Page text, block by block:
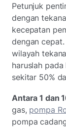
Petunjuk
dengan
kecepatan
dengan
wilayah
haruslah
sekitar 50%
Antara 1 dan
gas, pompa
pompa